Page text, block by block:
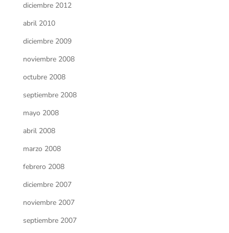
diciembre 2012
abril 2010
diciembre 2009
noviembre 2008
octubre 2008
septiembre 2008
mayo 2008
abril 2008
marzo 2008
febrero 2008
diciembre 2007
noviembre 2007
septiembre 2007